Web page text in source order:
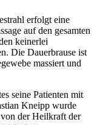
erfolgt eine
auf den gesamten
keinerlei
Die Dauerbrause ist
massiert und
seine Patienten mit
Kneipp wurde
der Heilkraft der